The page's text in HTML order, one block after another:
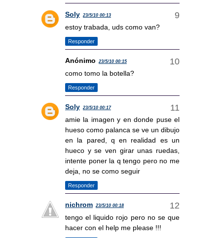
Soly 23/5/10 00:13
estoy trabada, uds como van?
Responder
Anónimo 23/5/10 00:15
como tomo la botella?
Responder
Soly 23/5/10 00:17
amie la imagen y en donde puse el
hueso como palanca se ve un dibujo
en la pared, q en realidad es un
hueco y se ven girar unas ruedas,
intente poner la q tengo pero no me
deja, no se como seguir
Responder
nichrom 23/5/10 00:18
tengo el liquido rojo pero no se que
hacer con el help me please !!!